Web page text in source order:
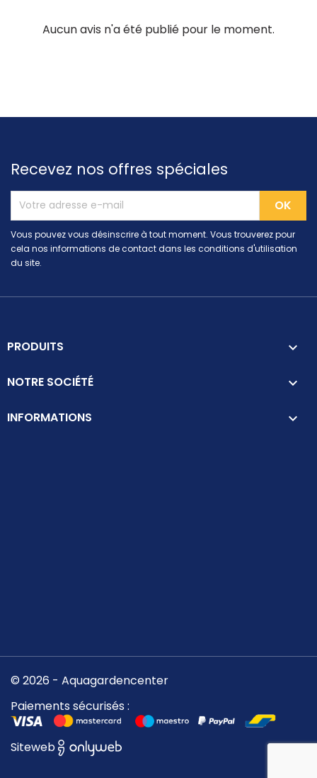
Aucun avis n'a été publié pour le moment.
Recevez nos offres spéciales
Vous pouvez vous désinscrire à tout moment. Vous trouverez pour
cela nos informations de contact dans les conditions d'utilisation
du site.
PRODUITS 
NOTRE SOCIÉTÉ 
INFORMATIONS keyboard_arrow_down
© 2026 - Aquagardencenter
Paiements sécurisés :
Siteweb